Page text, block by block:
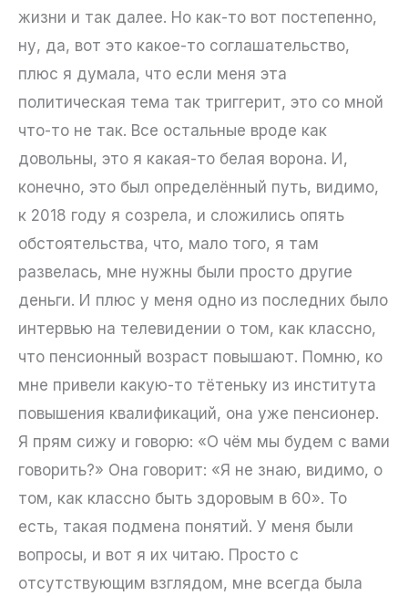
жизни и так далее. Но как-то вот постепенно,
ну, да, вот это какое-то соглашательство,
плюс я думала, что если меня эта
политическая тема так триггерит, это со мной
что-то не так. Все остальные вроде как
довольны, это я какая-то белая ворона. И,
конечно, это был определённый путь, видимо,
к 2018 году я созрела, и сложились опять
обстоятельства, что, мало того, я там
развелась, мне нужны были просто другие
деньги. И плюс у меня одно из последних было
интервью на телевидении о том, как классно,
что пенсионный возраст повышают. Помню, ко
мне привели какую-то тётеньку из института
повышения квалификаций, она уже пенсионер.
Я прям сижу и говорю: «О чём мы будем с вами
говорить?» Она говорит: «Я не знаю, видимо, о
том, как классно быть здоровым в 60». То
есть, такая подмена понятий. У меня были
вопросы, и вот я их читаю. Просто с
отсутствующим взглядом, мне всегда была